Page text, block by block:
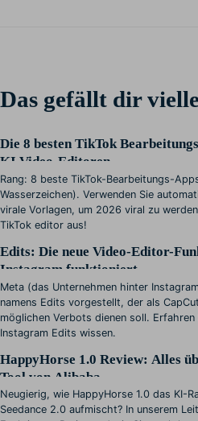
Das gefällt dir
Die 8 besten TikTok
KI Video-Editoren
Rang: 8 beste TikTok-Bearbeitungs-
Wasserzeichen). Verwenden Sie
virale Vorlagen, um 2026 viral zu
TikTok editor aus!
Edits: Die neue Video-Editor-
Instagram funktioniert
Meta (das Unternehmen hinter
namens Edits vorgestellt, der als
möglichen Verbots dienen soll.
Instagram Edits wissen.
HappyHorse 1.0 Review: Alles
Tool von Alibaba
Neugierig, wie HappyHorse 1.0 das KI-
Seedance 2.0 aufmischt? In unserem